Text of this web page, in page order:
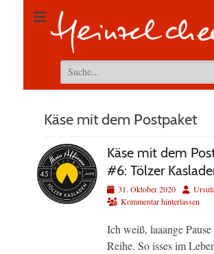
Suchen
nach:
Käse mit dem Postpaket
Käse mit dem
#6: Tölzer
Veröffentlicht
am
31. Oktober 2020 Autor
Kommentar hinterlassen
Ich weiß, laaange
Reihe. So isses im